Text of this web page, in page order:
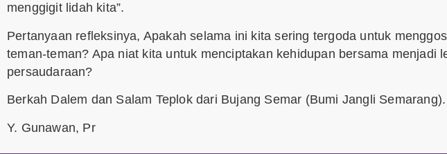
menggigit lidah kita”.
Pertanyaan refleksinya, Apakah selama ini kita sering tergoda untuk
teman-teman? Apa niat kita untuk menciptakan kehidupan bersama menjadi
persaudaraan?
Berkah Dalem dan Salam Teplok dari Bujang Semar (Bumi Jangli Semarang).
Y. Gunawan, Pr